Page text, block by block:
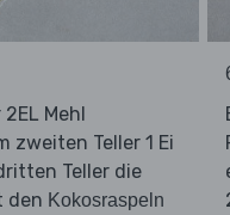
Mehl
zweiten Teller 1 Ei
Teller die
den Kokosraspeln